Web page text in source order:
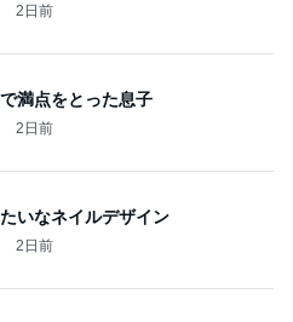
2日前
満点をとった息子
2日前
いなネイルデザイン
2日前